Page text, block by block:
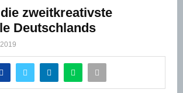
zweitkreativste
Deutschlands